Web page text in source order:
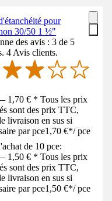
pour
30/50 1 ½"
des avis : 3 de 5
4 Avis clients.
1,70 € * Tous les prix
sont des prix TTC,
livraison en sus si
par pce1,70 €*/ pce
de 10 pce:
1,50 € * Tous les prix
sont des prix TTC,
livraison en sus si
par pce1,50 €*/ pce